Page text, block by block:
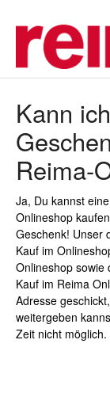
Kann
Reima-
Ja, Du kannst
Onlineshop
Geschenk! Unser
Kauf im
Onlineshop sowie
Kauf im Reima
Adresse
weitergeben
Zeit nicht möglich.